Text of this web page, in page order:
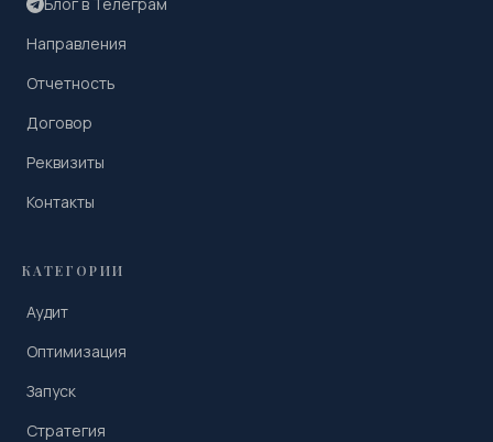
Направления
Отчетность
Договор
Реквизиты
Контакты
КАТЕГОРИИ
Аудит
Оптимизация
Запуск
Стратегия